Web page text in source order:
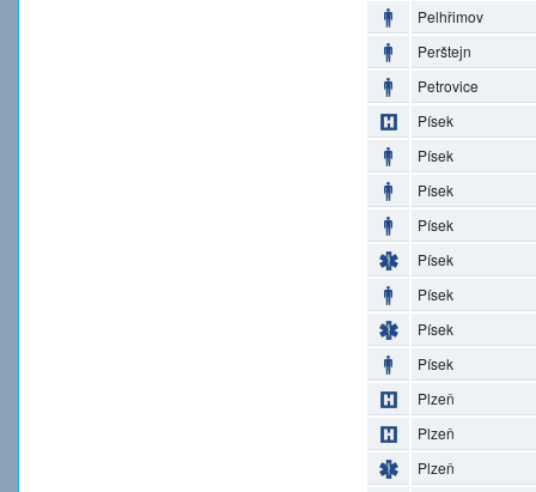
Pelhřimov
Perštejn
Petrovice
Písek
Písek
Písek
Písek
Písek
Písek
Písek
Písek
Plzeň
Plzeň
Plzeň